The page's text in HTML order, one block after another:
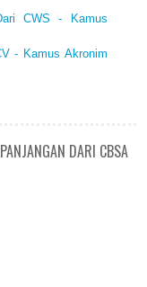
CWS - Kamus
- Kamus Akronim
DARI CBSA